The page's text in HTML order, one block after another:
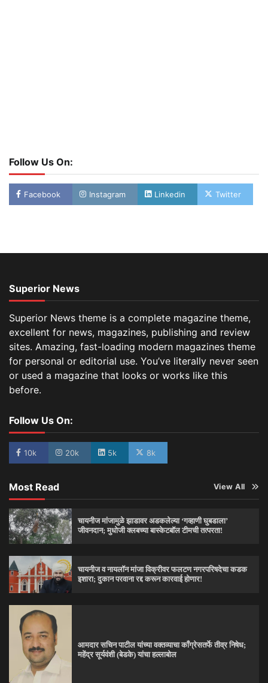
Follow Us On:
Facebook Instagram Linkedin Twitter
Superior News
Superior News theme is a complete magazine theme,
excellent for news, magazines, publishing and review
sites. Amazing, fast-loading modern magazines theme
for personal or editorial use. You’ve literally never seen
or used a magazine that looks or works like this
before.
Follow Us On:
10k 20k 5k 8k
Most Read View All
चायनीज मांजामुळे झाडावर अडकलेल्या ‘गव्हाणी घुबडाला’
जीवनदान; मुधोजी क्लबच्या बास्केटबॉल टीमची तत्परता!
चायनीज व नायलॉन मांजा विक्रीवर फलटण नगरपरिषदेचा कडक
इशारा; दुकान परवाना रद्द करून कारवाई होणार!
आमदार सचिन पाटील यांच्या वक्तव्याचा काँग्रेसतर्फे तीव्र निषेध;
महेंद्र सूर्यवंशी (बेडके) यांचा हल्लाबोल